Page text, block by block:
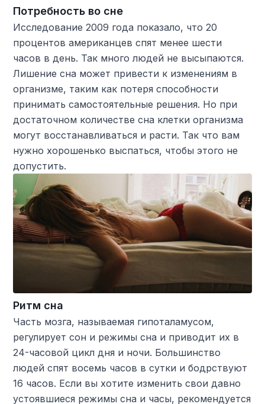
Потребность во сне
Исследование 2009 года показало, что 20
процентов американцев спят менее шести
часов в день. Так много людей не высыпаются.
Лишение сна может привести к изменениям в
организме, таким как потеря способности
принимать самостоятельные решения. Но при
достаточном количестве сна клетки организма
могут восстанавливаться и расти. Так что вам
нужно хорошенько выспаться, чтобы этого не
допустить.
Ритм сна
Часть мозга, называемая гипоталамусом,
регулирует сон и режимы сна и приводит их в
24-часовой цикл дня и ночи. Большинство
людей спят восемь часов в сутки и бодрствуют
16 часов. Если вы хотите изменить свои давно
устоявшиеся режимы сна и часы, рекомендуется